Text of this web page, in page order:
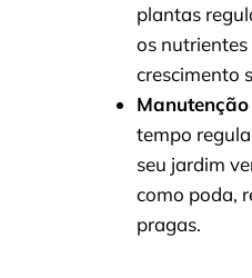
plantas
os nutrientes
crescimento
tempo
seu jardim
como poda,
pragas.